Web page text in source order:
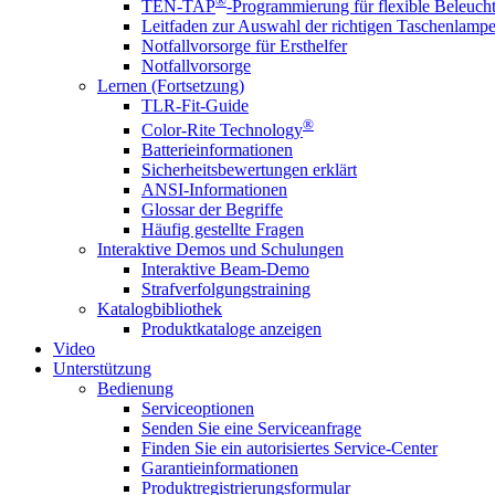
TEN-TAP -Programmierung für flexible
Leitfaden zur Auswahl der richtigen Taschenlampe
Notfallvorsorge für Ersthelfer
Notfallvorsorge
Lernen (Fortsetzung)
TLR-Fit-Guide
Color-Rite Technology®
Batterieinformationen
Sicherheitsbewertungen erklärt
ANSI-Informationen
Glossar der Begriffe
Häufig gestellte Fragen
Interaktive Demos und Schulungen
Interaktive Beam-Demo
Strafverfolgungstraining
Katalogbibliothek
Produktkataloge anzeigen
Video
Unterstützung
Bedienung
Serviceoptionen
Senden Sie eine Serviceanfrage
Finden Sie ein autorisiertes Service-Center
Garantieinformationen
Produktregistrierungsformular